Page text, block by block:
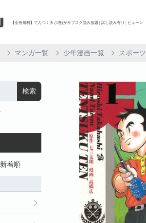
【全巻無料】てんつく天 (1巻)がサブスク読み放題 | 試し読み有り | ビューン
マンガ一覧 少年漫画一覧 スポーツ
新着順